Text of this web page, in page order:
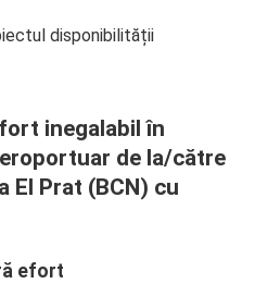
disponibilității
inegalabil în
de la/către
El Prat (BCN) cu
efort